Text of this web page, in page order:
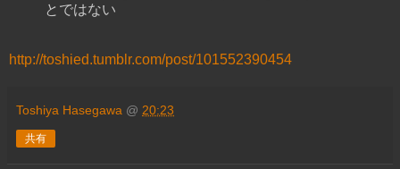
とではない
http://toshied.tumblr.com/post/101552390454
Toshiya Hasegawa @ 20:23
共有